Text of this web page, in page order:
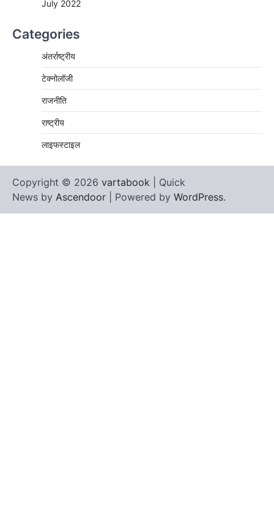
July 2022
Categories
अंतर्राष्ट्रीय
टेक्नोलॉजी
राजनीति
राष्ट्रीय
लाइफस्टाइल
Copyright © 2026 vartabook | Quick
News by Ascendoor | Powered by WordPress.